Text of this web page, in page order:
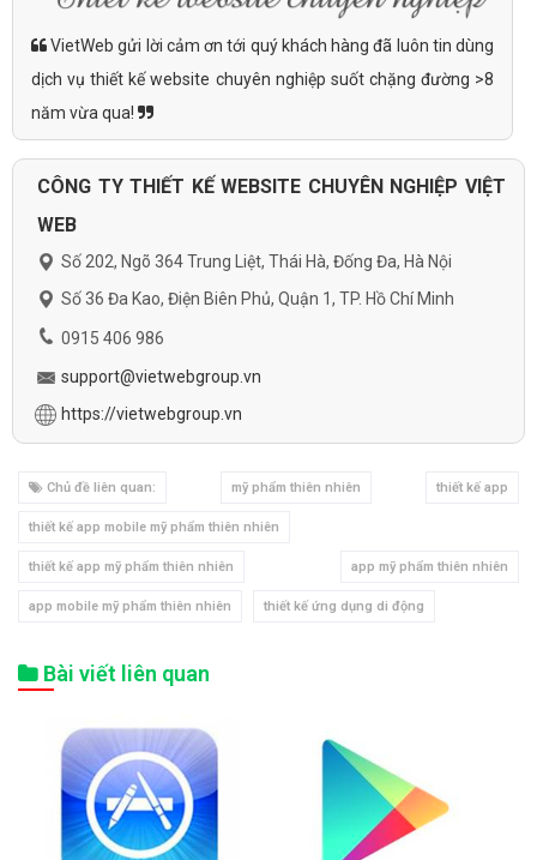
VietWeb gửi lời cảm ơn tới quý khách hàng đã luôn tin dùng
dịch vụ thiết kế website chuyên nghiệp suốt chặng đường >8
năm vừa qua!
CÔNG TY THIẾT KẾ WEBSITE CHUYÊN NGHIỆP VIỆT
WEB
Số 202, Ngõ 364 Trung Liệt, Thái Hà, Đống Đa, Hà Nội
Số 36 Đa Kao, Điện Biên Phủ, Quận 1, TP. Hồ Chí Minh
0915 406 986
support@vietwebgroup.vn
https://vietwebgroup.vn
Chủ đề liên quan: mỹ phẩm thiên nhiên thiết kế app
thiết kế app mobile mỹ phẩm thiên nhiên
thiết kế app mỹ phẩm thiên nhiên app mỹ phẩm thiên nhiên
app mobile mỹ phẩm thiên nhiên thiết kế ứng dụng di động
Bài viết liên quan